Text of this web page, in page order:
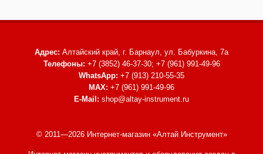
Адрес: Алтайский край, г. Барнаул, ул. Бабуркина, 7а
Телефоны: +7 (3852) 46-37-30; +7 (961) 991-49-96
WhatsApp: +7 (913) 210-55-35
MAX: +7 (961) 991-49-96
E-Mail: shop@altay-instrument.ru
© 2011—2026 Интернет-магазин «Алтай Инструмент»